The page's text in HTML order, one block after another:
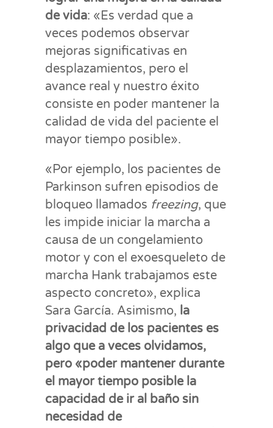
de vida: «Es verdad que a
veces podemos observar
mejoras significativas en
desplazamientos, pero el
avance real y nuestro éxito
consiste en poder mantener la
calidad de vida del paciente el
mayor tiempo posible».
«Por ejemplo, los pacientes de
Parkinson sufren episodios de
bloqueo llamados freezing, que
les impide iniciar la marcha a
causa de un congelamiento
motor y con el exoesqueleto de
marcha Hank trabajamos este
aspecto concreto», explica
Sara García. Asimismo, la
privacidad de los pacientes es
algo que a veces olvidamos,
pero «poder mantener durante
el mayor tiempo posible la
capacidad de ir al baño sin
necesidad de